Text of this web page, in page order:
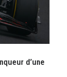
d’une